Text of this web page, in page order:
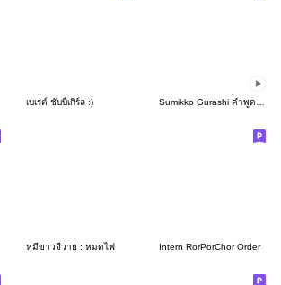
เบเร่ต์ ชับบี้เกิร์ล :)
หมีขาวจีวาย : หมดไฟ Intern RorPorChor Order